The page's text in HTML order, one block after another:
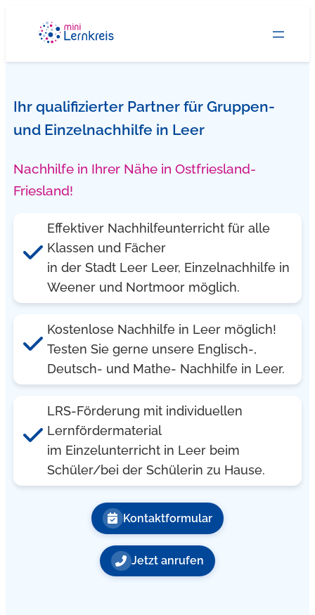
springen
Ihr qualifizierter Partner für Gruppen-
und Einzelnachhilfe in Leer
Nachhilfe in Ihrer Nähe in Ostfriesland-
Friesland!
Effektiver Nachhilfeunterricht für alle
Klassen und Fächer
in der Stadt Leer Leer, Einzelnachhilfe in
Weener und Nortmoor möglich.
Kostenlose Nachhilfe in Leer möglich!
Testen Sie gerne unsere Englisch-,
Deutsch- und Mathe- Nachhilfe in Leer.
LRS-Förderung mit individuellen
Lernfördermaterial
im Einzelunterricht in Leer beim
Schüler/bei der Schülerin zu Hause.
Kontaktformular
Jetzt anrufen